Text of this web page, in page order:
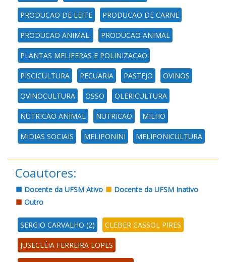
PRODUCAO DE LEITE PRODUCAO DE CARNE
PRODUCAO ANIMAL. PRODUCAO ANIMAL
PLANTAS MELIFERAS E POLINIZACAO
PISCICULTURA PECUARIA PASTEJO OVINOS
OVINOCULTURA OSSO OLERICULTURA
NUTRICAO ANIMAL NUTRICAO MILHO
MIDIAS SOCIAIS MELIPONINI MELIPONICULTURA
Coautores:
Docente da UFSM Ativo
Docente da UFSM Inativo
Outro
SERGIO CARVALHO (2) CLEBER CASSOL PIRES
JUSECLÉIA FERREIRA LOPES